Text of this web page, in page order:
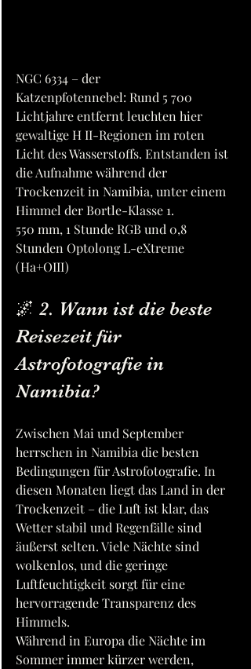
NGC 6334 – der
Katzenpfotennebel: Rund 5 700
Lichtjahre entfernt leuchten hier
gewaltige H II-Regionen im roten
Licht des Wasserstoffs. Entstanden ist
die Aufnahme während der
Trockenzeit in Namibia, unter einem
Himmel der Bortle-Klasse 1.
550 mm, 1 Stunde RGB und 0,8
Stunden Optolong L-eXtreme
(Ha+OIII)
🌌 2. Wann ist die beste
Reisezeit für
Astrofotografie in
Namibia?
Zwischen Mai und September
herrschen in Namibia die besten
Bedingungen für Astrofotografie. In
diesen Monaten liegt das Land in der
Trockenzeit – die Luft ist klar, das
Wetter stabil und Regenfälle sind
äußerst selten. Viele Nächte sind
wolkenlos, und die geringe
Luftfeuchtigkeit sorgt für eine
hervorragende Transparenz des
Himmels.
Während in Europa die Nächte im
Sommer immer kürzer werden,